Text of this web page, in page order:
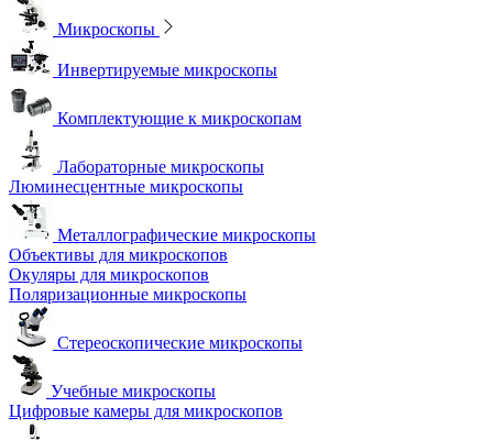
Микроскопы
Инвертируемые микроскопы
Комплектующие к микроскопам
Лабораторные микроскопы
Люминесцентные микроскопы
Металлографические микроскопы
Объективы для микроскопов
Окуляры для микроскопов
Поляризационные микроскопы
Стереоскопические микроскопы
Учебные микроскопы
Цифровые камеры для микроскопов